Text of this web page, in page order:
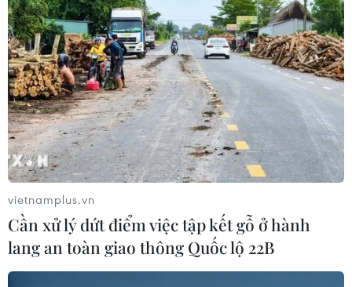
cá nhân và các quốc gia.
(Vietnam+)
vietnamplus.vn
Cần xử lý dứt điểm việc tập kết gỗ ở hành
lang an toàn giao thông Quốc lộ 22B